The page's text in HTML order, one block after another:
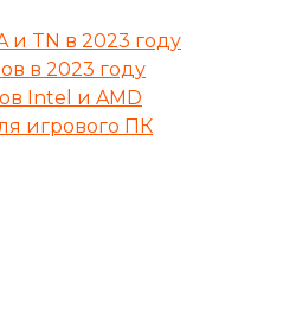
и TN в 2023 году
в 2023 году
Intel и AMD
игрового ПК